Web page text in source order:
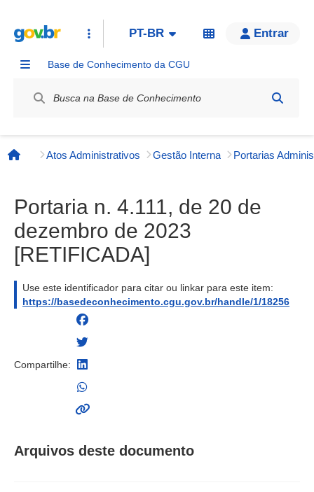
PT-BR Entrar
Base de Conhecimento da CGU
Página inicial
Atos Administrativos Gestão Interna
Portaria n. 4.111, de 20 de
dezembro de 2023
[RETIFICADA]
Use este identificador para citar ou linkar para este item:
https://basedeconhecimento.cgu.gov.br/handle/1/18256
Compartilhe:
Arquivos deste documento